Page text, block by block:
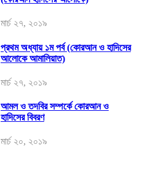
মার্চ ২৭, ২০১৯
প্রথম অধ্যায় ১ম পর্ব (কোরআন ও হাদিসের
আলোকে আমালিয়াত)
মার্চ ২৭, ২০১৯
আমল ও তদবির সম্পর্কে কোরআন ও
হাদিসের বিবরণ
মার্চ ২০, ২০১৯